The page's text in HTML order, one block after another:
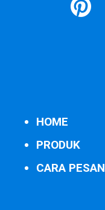
HOME
PRODUK
CARA PESAN